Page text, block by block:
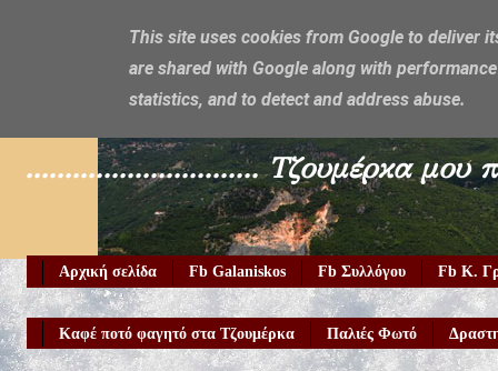
Galaniskos
.............................. Τζουμέρκα μου
Αρχική σελίδα Fb Galaniskos Fb Συλλόγου Fb Κ.
Καφέ ποτό φαγητό στα Τζουμέρκα Παλιές Φωτό
This site uses cookies from Google to deliver
are shared with Google along with
statistics, and to detect and address abuse.